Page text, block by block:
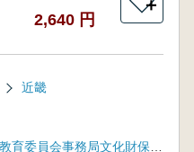
2,640 円
＋
近畿